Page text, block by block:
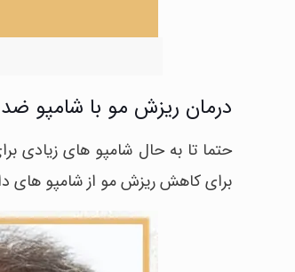
درمان ریزش مو با شامپو
حتما تا به حال شامپو های زیادی
برای کاهش ریزش مو از شامپو های